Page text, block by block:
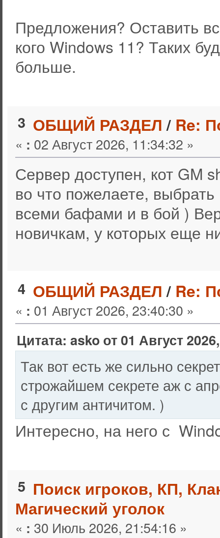
Предложения? Оставить
кого Windows 11? Таких
больше.
3 ОБЩИЙ РАЗДЕЛ/ Re:
« : 02 Август 2026, 11:34:32 »
Сервер доступен, кот GM
во что пожелаете,
всеми бафами и в бой )
новичкам, у которых еще
4 ОБЩИЙ РАЗДЕЛ/ Re:
« : 01 Август 2026, 23:40:30 »
Цитата: asko от 01 Август
Так вот есть же сильно
строжайшем секрете аж с
с другим античитом. )
Интересно, на него с
5 Поиск игроков, КП,
Магический уголок
« : 30 Июль 2026, 21:54:16 »